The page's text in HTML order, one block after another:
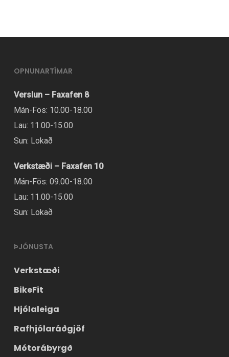
OPNUNARTÍMAR
Verslun – Faxafen 8
Mán-Fös: 10.00-18.00
Lau: 11.00-15.00
Sun: Lokað
Verkstæði – Faxafen 10
Mán-Fös: 09.00-18.00
Lau: 11.00-15.00
Sun: Lokað
ÞJÓNUSTA
Verkstæði
BikeFit
Hjólaleiga
Rafhjólaráðgjöf
Mótorábyrgð